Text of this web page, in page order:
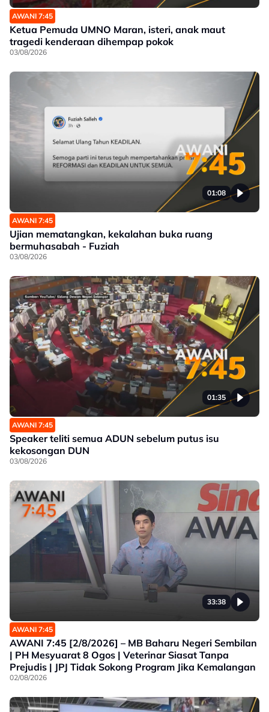
AWANI 7:45
Ketua Pemuda UMNO Maran, isteri, anak maut
tragedi kenderaan dihempap pokok
03/08/2026
01:08
AWANI 7:45
Ujian mematangkan, kekalahan buka ruang
bermuhasabah - Fuziah
03/08/2026
01:35
AWANI 7:45
Speaker teliti semua ADUN sebelum putus isu
kekosongan DUN
03/08/2026
33:38
AWANI 7:45
AWANI 7:45 [2/8/2026] – MB Baharu Negeri Sembilan
| PH Mesyuarat 8 Ogos | Veterinar Siasat Tanpa
Prejudis | JPJ Tidak Sokong Program Jika Kemalangan
02/08/2026